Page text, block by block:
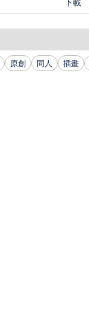
下載
原創 同人 插畫